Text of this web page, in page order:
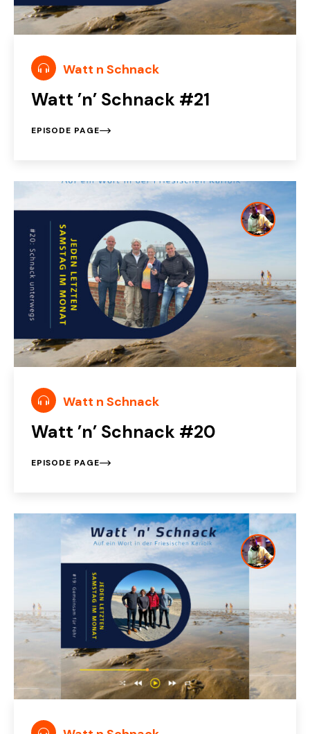
Watt n Schnack
Watt ’n’ Schnack #21
EPISODE PAGE
Watt n Schnack
Watt ’n’ Schnack #20
EPISODE PAGE